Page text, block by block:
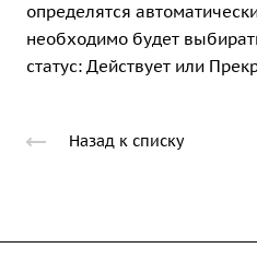
определятся
необходимо будет
статус: Действует или
Назад к списку